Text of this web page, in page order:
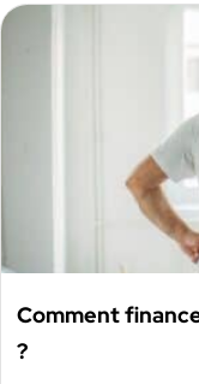
Comment
?